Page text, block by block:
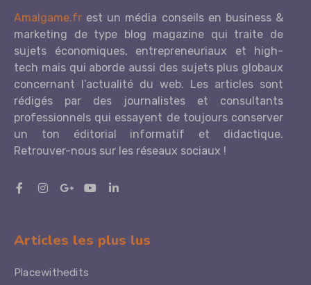
Amalgame.fr est un média conseils en business &
marketing de type blog magazine qui traite de
sujets économiques, entrepreneuriaux et high-
tech mais qui aborde aussi des sujets plus globaux
concernant l’actualité du web. Les articles sont
rédigés par des journalistes et consultants
professionnels qui essayent de toujours conserver
un ton éditorial informatif et didactique.
Retrouver-nous sur les réseaux sociaux !
Articles les plus lus
Placewithedits